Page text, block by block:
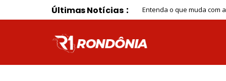
Últimas Notícias Entenda o que muda com